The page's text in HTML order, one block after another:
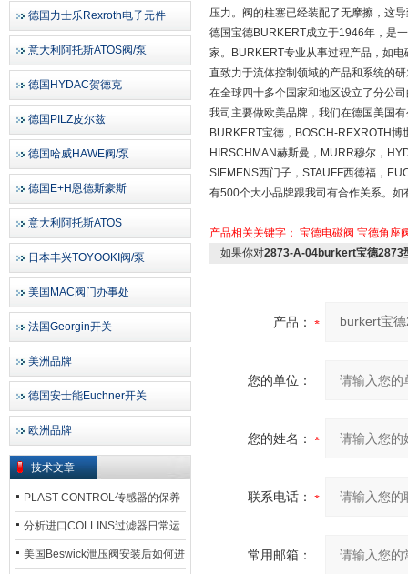
德国力士乐Rexroth电子元件
意大利阿托斯ATOS阀/泵
德国HYDAC贺德克
德国PILZ皮尔兹
德国哈威HAWE阀/泵
德国E+H恩德斯豪斯
意大利阿托斯ATOS
日本丰兴TOYOOKI阀/泵
美国MAC阀门办事处
法国Georgin开关
美洲品牌
德国安士能Euchner开关
欧洲品牌
技术文章
PLAST CONTROL传感器的保养
方法
分析进口COLLINS过滤器日常运
行排污步骤
美国Beswick泄压阀安装后如何进
压力。阀的柱塞已经装配了无摩擦，这
德国宝德BURKERT成立于1946年，是
家。BURKERT专业从事过程产品，如
直致力于流体控制领域的产品和系统的
在全球四十多个国家和地区设立了分公
我司主要做欧美品牌，我们在德国美国
BURKERT宝德，BOSCH-REXROTH
HIRSCHMAN赫斯曼，MURR穆尔，
SIEMENS西门子，STAUFF西德福，
有500个大小品牌跟我司有合作关系。如
产品相关关键字： 宝德电磁阀 宝德角座
如果你对2873-A-04burkert宝德2873
产品：
您的单位：
您的姓名：
联系电话：
常用邮箱：